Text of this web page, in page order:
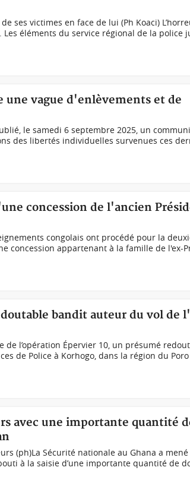
ses victimes en face de lui (Ph Koaci)
Les éléments du service régional de la police
une vague d'enlèvements et de
le samedi 6 septembre 2025, un
des libertés individuelles survenues ces
concession de l'ancien
congolais ont procédé pour la
concession appartenant à la famille de l'ex-
bandit auteur du vol de
de l’opération Épervier 10, un présumé
de Police à Korhogo, dans la région du
avec une importante quantité
(ph)La Sécurité nationale au Ghana a mené
à la saisie d’une importante quantité de